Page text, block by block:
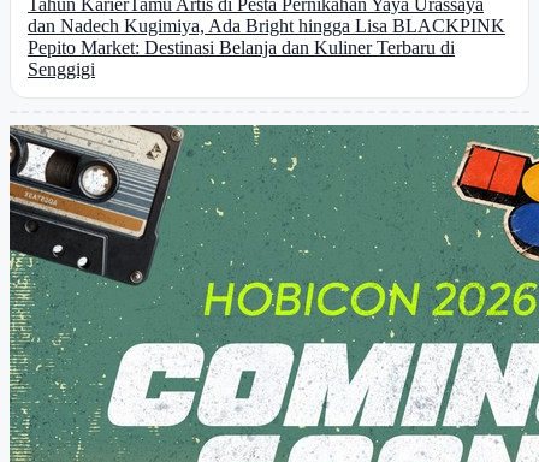
Tahun KarierTamu Artis di Pesta Pernikahan Yaya Urassaya
dan Nadech Kugimiya, Ada Bright hingga Lisa BLACKPINK
Pepito Market: Destinasi Belanja dan Kuliner Terbaru di
Senggigi